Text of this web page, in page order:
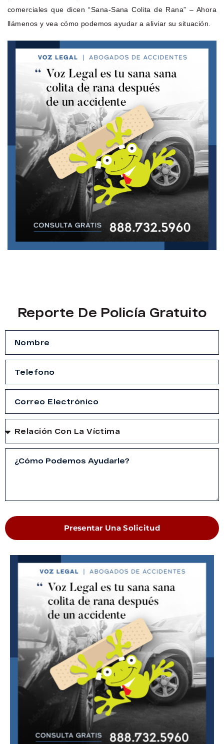
comerciales que dicen “Sana-Sana Colita de Rana” – Ahora
llámenos y vea cómo podemos ayudar a aliviar su situación.
Reporte De Policía Gratuito
Presentar Una Solicitud